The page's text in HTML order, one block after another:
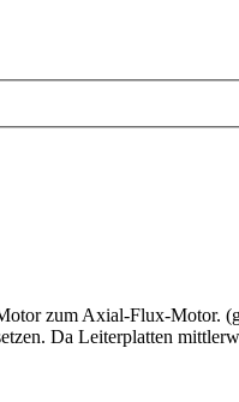
zum Axial-Flux-Motor.
Da Leiterplatten